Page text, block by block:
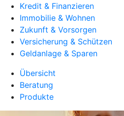
Kredit & Finanzieren
Immobilie & Wohnen
Zukunft & Vorsorgen
Versicherung & Schützen
Geldanlage & Sparen
Übersicht
Beratung
Produkte